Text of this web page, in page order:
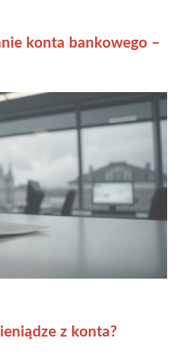
konta bankowego –
z konta?